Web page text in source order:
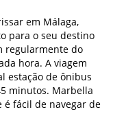
em Málaga,
para o seu destino
regularmente do
hora. A viagem
estação de ônibus
minutos. Marbella
é fácil de navegar de